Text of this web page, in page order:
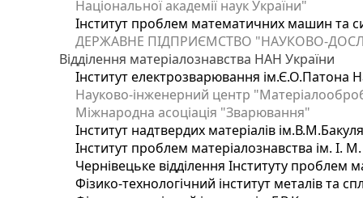
Національної академії наук України"
Інститут проблем математичних машин та
ДЕРЖАВНЕ ПІДПРИЄМСТВО "НАУКОВО-
Відділення матеріалознавства НАН України
Інститут електрозварювання ім.Є.О.Патона
Науково-інженерний центр
Міжнародна асоціація "Зварювання"
Інститут надтвердих матеріалів
Інститут проблем матеріалознавства ім. І.
Чернівецьке відділення Інституту проблем
Фізико-технологічний інститут металів та